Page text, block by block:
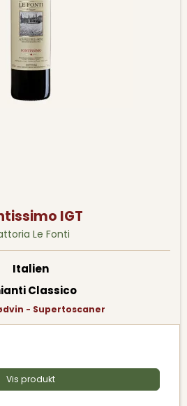
IGT
Le Fonti
Italien
Classico
- Supertoscaner
Vis produkt